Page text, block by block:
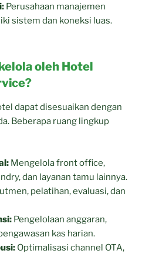
Perusahaan manajemen
sistem dan koneksi luas.
oleh Hotel
dapat disesuaikan dengan
Beberapa ruang lingkup
Mengelola front office,
dan layanan tamu lainnya.
pelatihan, evaluasi, dan
Pengelolaan anggaran,
kas harian.
Optimalisasi channel OTA,